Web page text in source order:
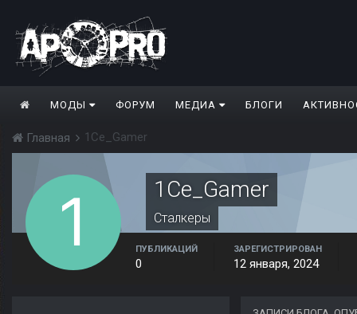
МОДЫ ФОРУМ МЕДИА БЛОГИ
Главная 1Ce_Gamer
1Ce_Gamer
Сталкеры
ПУБЛИКАЦИЙ
0
ЗАРЕГИСТРИРОВАН
12 января, 2024